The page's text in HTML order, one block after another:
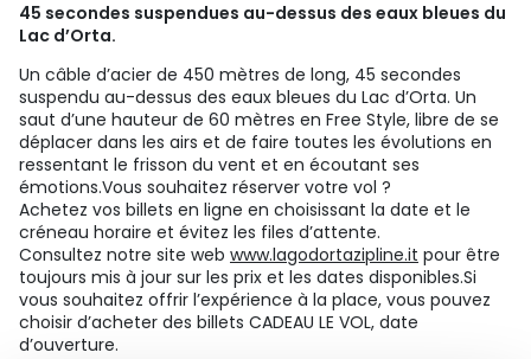
45 secondes suspendues au-dessus des eaux bleues du
Lac d’Orta.
Un câble d’acier de 450 mètres de long, 45 secondes
suspendu au-dessus des eaux bleues du Lac d’Orta. Un
saut d’une hauteur de 60 mètres en Free Style, libre de se
déplacer dans les airs et de faire toutes les évolutions en
ressentant le frisson du vent et en écoutant ses
émotions.Vous souhaitez réserver votre vol ?
Achetez vos billets en ligne en choisissant la date et le
créneau horaire et évitez les files d’attente.
Consultez notre site web www.lagodortazipline.it pour être
toujours mis à jour sur les prix et les dates disponibles.Si
vous souhaitez offrir l’expérience à la place, vous pouvez
choisir d’acheter des billets CADEAU LE VOL, date
d’ouverture.